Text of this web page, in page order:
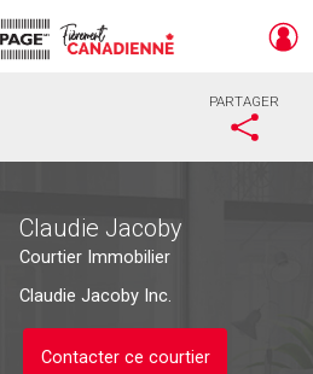
PARTAGER
Claudie Jacoby
Courtier Immobilier
Claudie Jacoby Inc.
Contacter ce courtier